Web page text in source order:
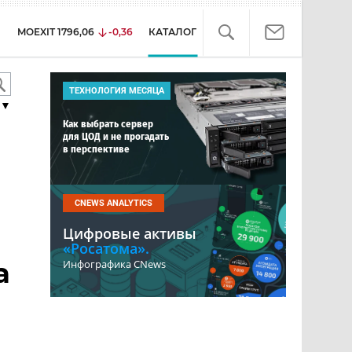
MOEXIT 1796,06 -0,36 КАТАЛОГ
▼
ТЕХНОЛОГИЯ МЕСЯЦА
Как выбрать сервер
для ЦОД и не прогадать
в перспективе
CNEWS ANALYTICS
Цифровые активы
«Росатома».
Инфографика CNews